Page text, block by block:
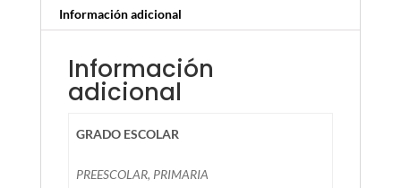
Información adicional
Información
adicional
GRADO ESCOLAR
PREESCOLAR, PRIMARIA